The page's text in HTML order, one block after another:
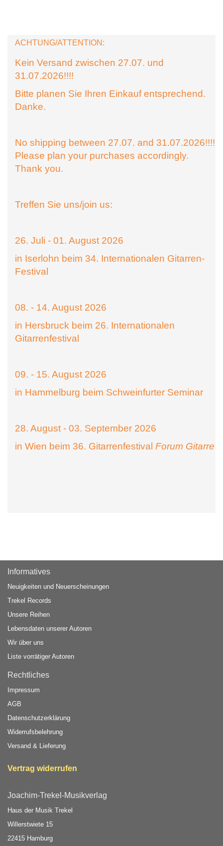
ACHTUNG/ATTENTION:
Kein Versand zwischen 27.07. und
31.07.2026!!!!
Bitte planen Sie Ihren Einkauf entsprechend.
Danke.
No shipping between 27.07. and 31.07.2026!!!!
Please plan your purchases accordingly.
Thank you.
Treffen Sie uns/join us:
26. Juli - 01. August 2026
in Iserlohn beim 34. Internationalen Gitarren-
Festival
08. - 14. August 2026
in Hersbruck beim 26. Internationalen
Gitarrenfestival
09. - 15. August 2026
in Hammelburg beim Schweinfurter Seminar
28. August - 03. September 2026
in Wien beim 36. Gitarrenfestival Forum Gitarre
Informatives
Neuigkeiten und Neuerscheinungen
Trekel Records
Unsere Reihen
Lebensdaten unserer Autoren
Wir über uns
Liste vorrätiger Autoren
Rechtliches
Impressum
AGB
Datenschutzerklärung
Widerrufsbelehrung
Versand & Lieferung
Vertrag widerrufen
Joachim-Trekel-Musikverlag
Haus der Musik Trekel
Willerstwiete 15
22415 Hamburg